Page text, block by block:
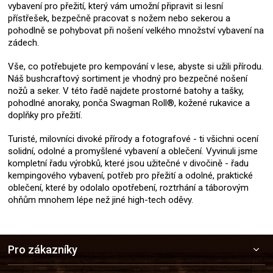
vybavení pro přežití, který vám umožní připravit si lesní
přístřešek, bezpečně pracovat s nožem nebo sekerou a
pohodlně se pohybovat při nošení velkého množství vybavení na
zádech.
Vše, co potřebujete pro kempování v lese, abyste si užili přírodu.
Náš bushcraftový sortiment je vhodný pro bezpečné nošení
nožů a seker. V této řadě najdete prostorné batohy a tašky,
pohodlné anoraky, ponča Swagman Roll®, kožené rukavice a
doplňky pro přežití.
Turisté, milovníci divoké přírody a fotografové - ti všichni ocení
solidní, odolné a promyšlené vybavení a oblečení. Vyvinuli jsme
kompletní řadu výrobků, které jsou užitečné v divočině - řadu
kempingového vybavení, potřeb pro přežití a odolné, praktické
oblečení, které by odolalo opotřebení, roztrhání a táborovým
ohňům mnohem lépe než jiné high-tech oděvy.
Pro zákazníky